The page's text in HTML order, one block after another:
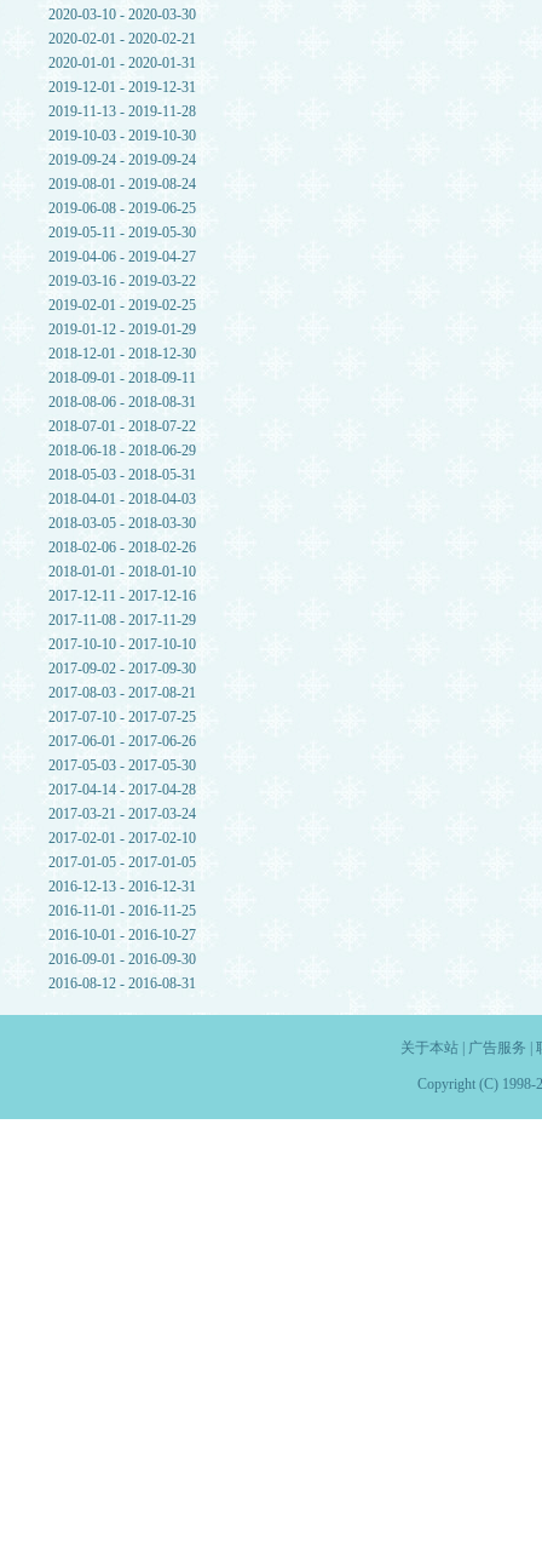
2020-03-10 - 2020-03-30
2020-02-01 - 2020-02-21
2020-01-01 - 2020-01-31
2019-12-01 - 2019-12-31
2019-11-13 - 2019-11-28
2019-10-03 - 2019-10-30
2019-09-24 - 2019-09-24
2019-08-01 - 2019-08-24
2019-06-08 - 2019-06-25
2019-05-11 - 2019-05-30
2019-04-06 - 2019-04-27
2019-03-16 - 2019-03-22
2019-02-01 - 2019-02-25
2019-01-12 - 2019-01-29
2018-12-01 - 2018-12-30
2018-09-01 - 2018-09-11
2018-08-06 - 2018-08-31
2018-07-01 - 2018-07-22
2018-06-18 - 2018-06-29
2018-05-03 - 2018-05-31
2018-04-01 - 2018-04-03
2018-03-05 - 2018-03-30
2018-02-06 - 2018-02-26
2018-01-01 - 2018-01-10
2017-12-11 - 2017-12-16
2017-11-08 - 2017-11-29
2017-10-10 - 2017-10-10
2017-09-02 - 2017-09-30
2017-08-03 - 2017-08-21
2017-07-10 - 2017-07-25
2017-06-01 - 2017-06-26
2017-05-03 - 2017-05-30
2017-04-14 - 2017-04-28
2017-03-21 - 2017-03-24
2017-02-01 - 2017-02-10
2017-01-05 - 2017-01-05
2016-12-13 - 2016-12-31
2016-11-01 - 2016-11-25
2016-10-01 - 2016-10-27
2016-09-01 - 2016-09-30
2016-08-12 - 2016-08-31
关于本站| 广告服务
Copyright (C) 1998-